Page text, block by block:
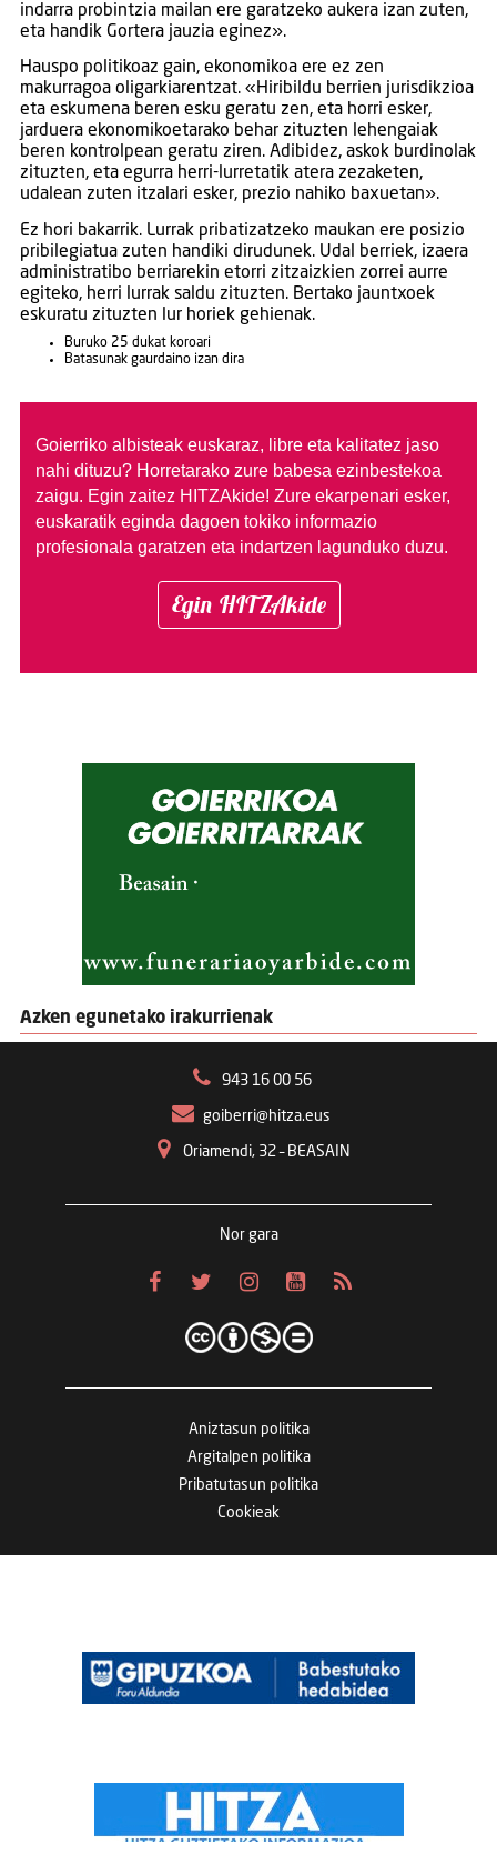
indarra probintzia mailan ere garatzeko aukera izan zuten,
eta handik Gortera jauzia eginez».
Hauspo politikoaz gain, ekonomikoa ere ez zen
makurragoa oligarkiarentzat. «Hiribildu berrien jurisdikzioa
eta eskumena beren esku geratu zen, eta horri esker,
jarduera ekonomikoetarako behar zituzten lehengaiak
beren kontrolpean geratu ziren. Adibidez, askok burdinolak
zituzten, eta egurra herri-lurretatik atera zezaketen,
udalean zuten itzalari esker, prezio nahiko baxuetan».
Ez hori bakarrik. Lurrak pribatizatzeko maukan ere posizio
pribilegiatua zuten handiki dirudunek. Udal berriek, izaera
administratibo berriarekin etorri zitzaizkien zorrei aurre
egiteko, herri lurrak saldu zituzten. Bertako jauntxoek
eskuratu zituzten lur horiek gehienak.
Buruko 25 dukat koroari
Batasunak gaurdaino izan dira
Goierriko albisteak euskaraz, libre eta kalitatez jaso
nahi dituzu? Horretarako zure babesa ezinbestekoa
zaigu. Egin zaitez HITZAkide! Zure ekarpenari esker,
euskaratik eginda dagoen tokiko informazio
profesionala garatzen eta indartzen lagunduko duzu.
Egin HITZAkide
Azken egunetako irakurrienak
943 16 00 56
goiberri@hitza.eus
Oriamendi, 32 – BEASAIN
Nor gara
Aniztasun politika
Argitalpen politika
Pribatutasun politika
Cookieak